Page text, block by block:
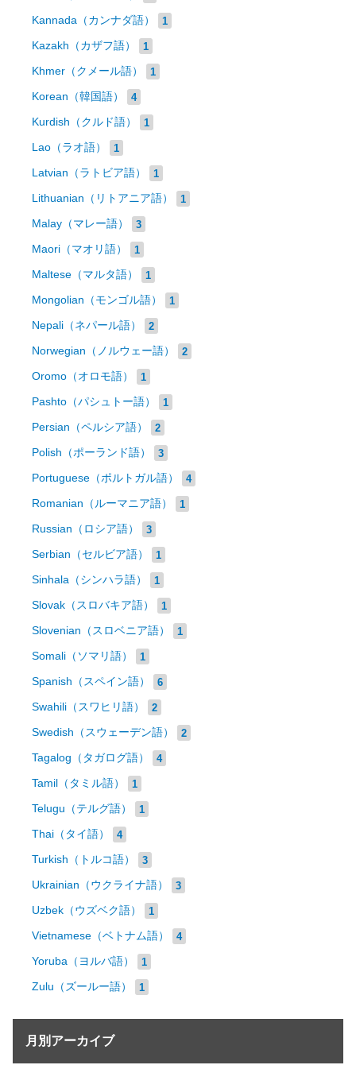
Kannada（カンナダ語） 1
Kazakh（カザフ語） 1
Khmer（クメール語） 1
Korean（韓国語） 4
Kurdish（クルド語） 1
Lao（ラオ語） 1
Latvian（ラトビア語） 1
Lithuanian（リトアニア語） 1
Malay（マレー語） 3
Maori（マオリ語） 1
Maltese（マルタ語） 1
Mongolian（モンゴル語） 1
Nepali（ネパール語） 2
Norwegian（ノルウェー語） 2
Oromo（オロモ語） 1
Pashto（パシュトー語） 1
Persian（ペルシア語） 2
Polish（ポーランド語） 3
Portuguese（ポルトガル語） 4
Romanian（ルーマニア語） 1
Russian（ロシア語） 3
Serbian（セルビア語） 1
Sinhala（シンハラ語） 1
Slovak（スロバキア語） 1
Slovenian（スロベニア語） 1
Somali（ソマリ語） 1
Spanish（スペイン語） 6
Swahili（スワヒリ語） 2
Swedish（スウェーデン語） 2
Tagalog（タガログ語） 4
Tamil（タミル語） 1
Telugu（テルグ語） 1
Thai（タイ語） 4
Turkish（トルコ語） 3
Ukrainian（ウクライナ語） 3
Uzbek（ウズベク語） 1
Vietnamese（ベトナム語） 4
Yoruba（ヨルバ語） 1
Zulu（ズールー語） 1
月別アーカイブ